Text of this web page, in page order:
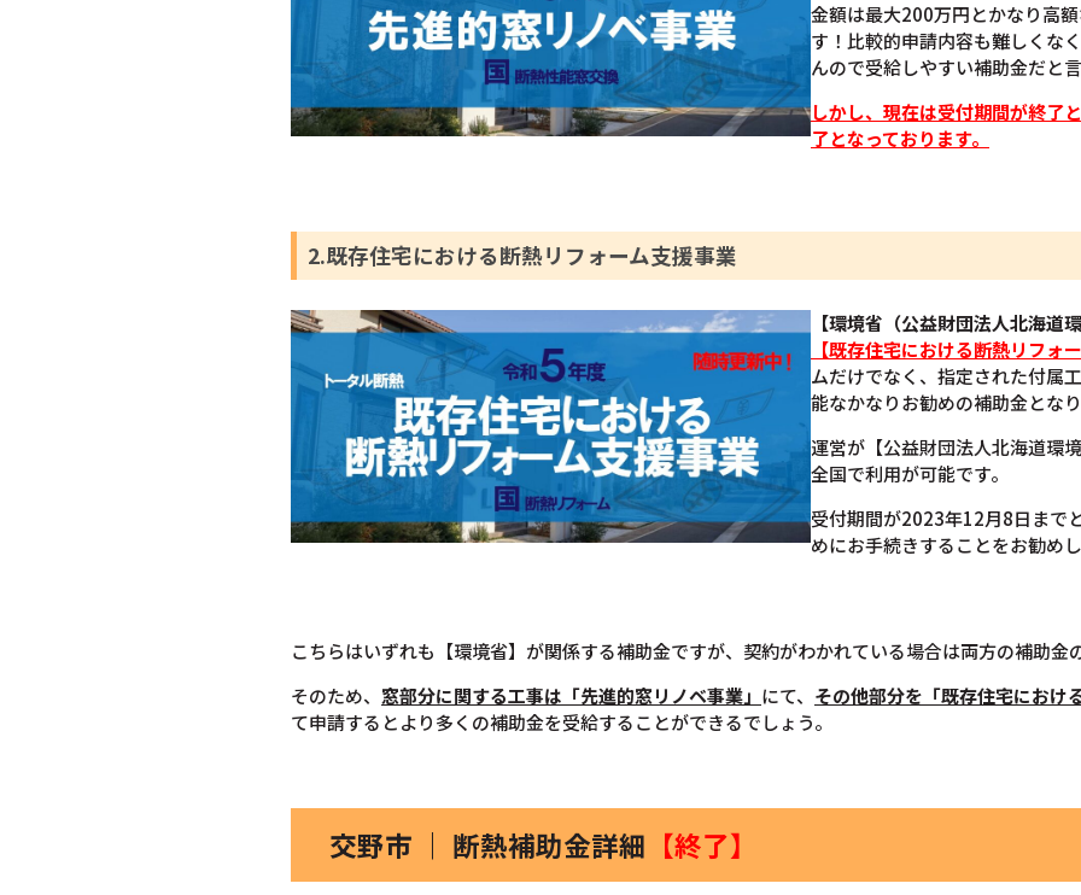
金額は最大200万円とかなり高
す！比較的申請内容も難しくな
んので受給しやすい補助金だと
しかし、現在は受付期間が終了
了となっております。
2.既存住宅における断熱リフォーム支援事業
【環境省（公益財団法人北海道
【既存住宅における断熱リフォ
ムだけでなく、指定された付属
能なかなりお勧めの補助金とな
運営が【公益財団法人北海道環
全国で利用が可能です。
受付期間が2023年12月8日まで
めにお手続きすることをお勧め
こちらはいずれも【環境省】が関係する補助金ですが、契約がわかれている場合は両方の補助金
そのため、 窓部分に関する工事は「先進的窓リノベ事業」 にて、 その他部分を「既存住宅におけ
て申請するとより多くの補助金を受給することができるでしょう。
交野市 ｜ 断熱補助金詳細 【終了】